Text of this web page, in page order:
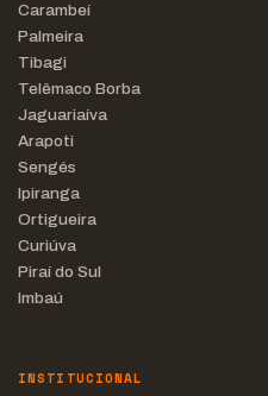
Carambeí
Palmeira
Tibagi
Telêmaco Borba
Jaguariaíva
Arapoti
Sengés
Ipiranga
Ortigueira
Curiúva
Piraí do Sul
Imbaú
INSTITUCIONAL